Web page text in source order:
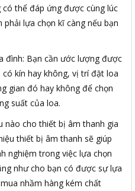
thể đáp ứng được cùng lúc
phải lựa chọn kĩ càng nếu bạn
đình: Bạn cần ước lượng được
kín hay không, vị trí đặt loa
gian đó hay không để chọn
suất của loa.
nào cho thiết bị âm thanh gia
thiết bị âm thanh sẽ giúp
nghiệm trong việc lựa chọn
như cho bạn có được sự lựa
nhầm hàng kém chất